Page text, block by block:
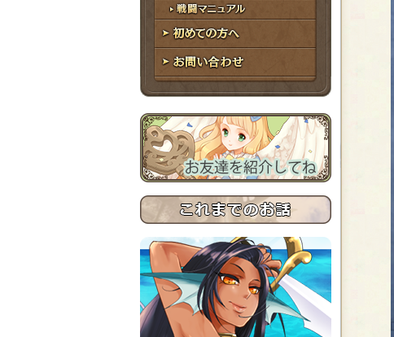
アトリエルール
戦闘マニュアル
初めての方へ
お問い合わせ